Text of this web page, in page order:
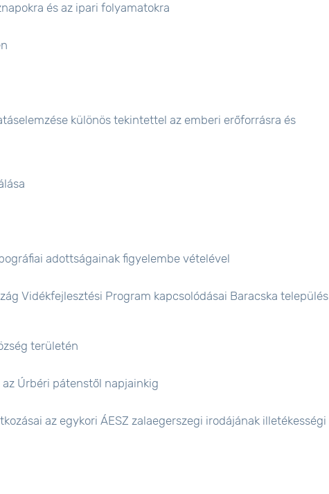
és az ipari folyamatokra
különös tekintettel az emberi erőforrásra és
adottságainak figyelembe vételével
Vidékfejlesztési Program kapcsolódásai Baracska település
területén
Úrbéri pátenstől napjainkig
az egykori ÁESZ zalaegerszegi irodájának illetékességi